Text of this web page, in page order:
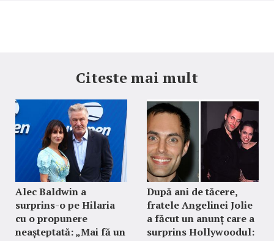
Citeste mai mult
Alec Baldwin a
surprins-o pe Hilaria
cu o propunere
neașteptată: „Mai fă un
După ani de tăcere,
fratele Angelinei Jolie
a făcut un anunț care a
surprins Hollywoodul: